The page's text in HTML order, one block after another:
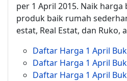
per 1 April 2015. Naik
produk baik rumah
estat, Real Estat, dan Ruko,
Daftar Harga 1 April
Daftar Harga 1 April
Daftar Harga 1 April